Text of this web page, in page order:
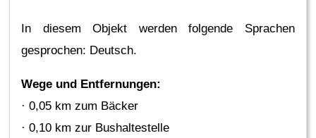
In diesem Objekt werden folgende Sprachen
gesprochen: Deutsch.
Wege und Entfernungen:
· 0,05 km zum Bäcker
· 0,10 km zur Bushaltestelle